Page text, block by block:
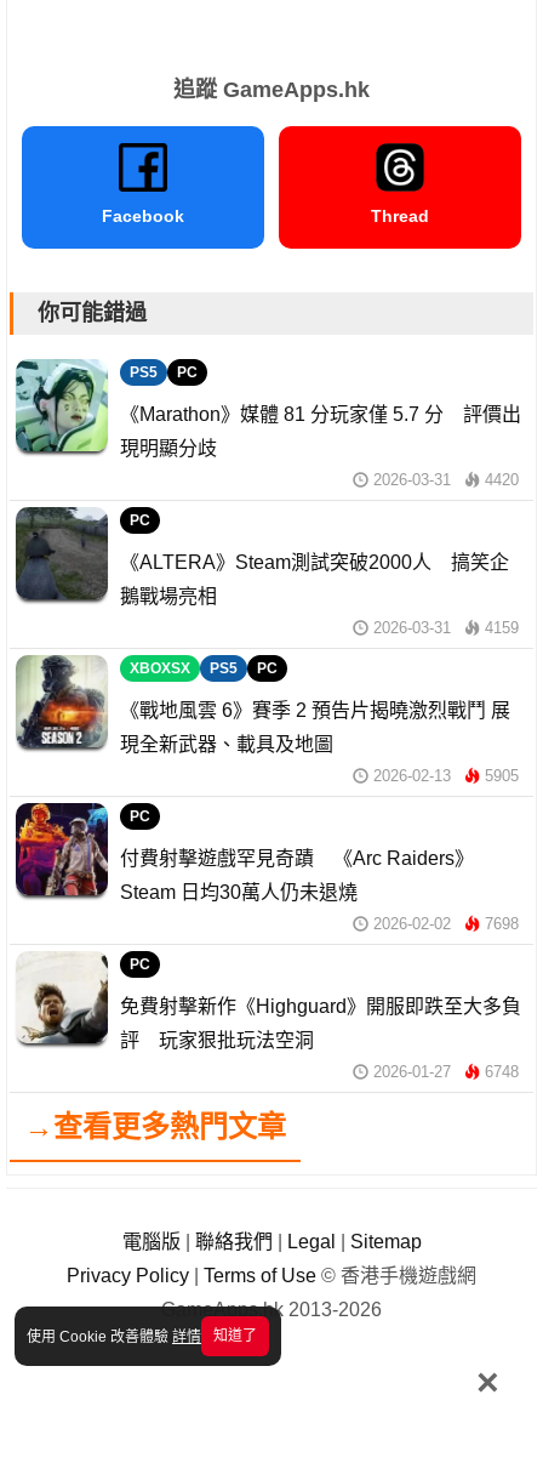
使用 Cookie 改善體驗 詳情 知道了
×
追蹤 GameApps.hk
Facebook Thread
你可能錯過
PS5 PC
《Marathon》媒體 81 分玩家僅 5.7 分 評價出
現明顯分歧
2026-03-31 4420
PC
《ALTERA》Steam測試突破2000人 搞笑企
鵝戰場亮相
2026-03-31 4159
XBOXSX PS5 PC
《戰地風雲 6》賽季 2 預告片揭曉激烈戰鬥 展
現全新武器、載具及地圖
2026-02-13 5905
PC
付費射擊遊戲罕見奇蹟 《Arc Raiders》
Steam 日均30萬人仍未退燒
2026-02-02 7698
PC
免費射擊新作《Highguard》開服即跌至大多負
評 玩家狠批玩法空洞
2026-01-27 6748
→查看更多熱門文章
電腦版 聯絡我們 Legal
Sitemap
Privacy Policy
Terms of Use © 香港手機遊戲網
GameApps.hk 2013-2026